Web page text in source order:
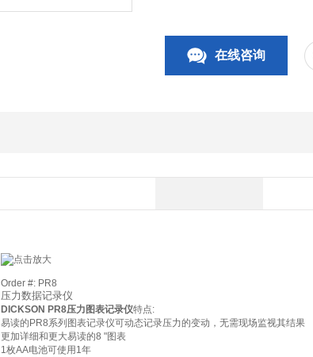
在线咨询
Order #: PR8
压力数据记录仪
DICKSON PR8压力图表记录仪特点:
易读的PR8系列图表记录仪可动态记录压力的变动，无需现场监视其结果
更加详细和更大易读的8 "图表
1枚AA电池可使用1年